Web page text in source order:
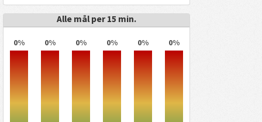
Alle mål per 15 min.
0% 0% 0% 0% 0% 0%